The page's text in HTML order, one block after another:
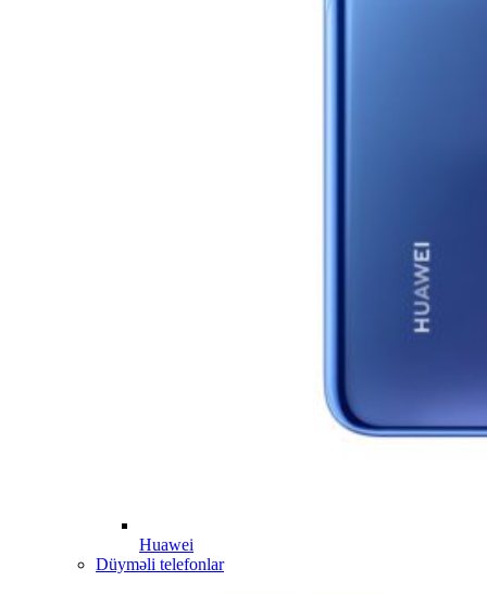
Huawei
Düyməli telefonlar